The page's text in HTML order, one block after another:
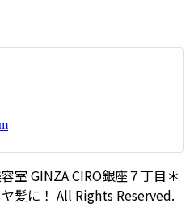
室 GINZA CIRO銀座７丁目＊
髪に！ All Rights Reserved.